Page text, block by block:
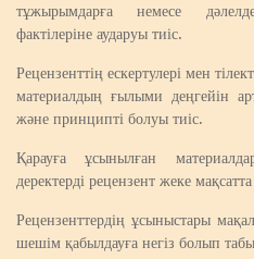
тұжырымдарға немесе
фактілеріне аударуы тиіс.
Рецензенттің ескертулері мен
материалдың ғылыми деңгейін
және принципті болуы тиіс.
Қарауға ұсынылған
деректерді рецензент жеке
Рецензенттердің ұсыныстары
шешім қабылдауға негіз болып